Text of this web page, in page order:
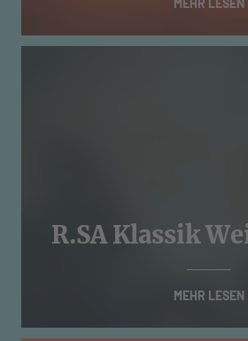
R.SA Klassik
MEHR LESEN